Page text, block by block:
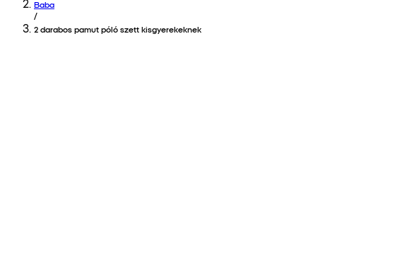
Baba
/
2 darabos pamut póló szett kisgyerekeknek